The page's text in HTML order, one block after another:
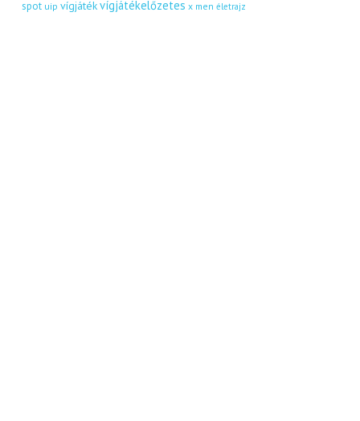
spot uip vígjátékvígjátékelőzetes x men életrajz